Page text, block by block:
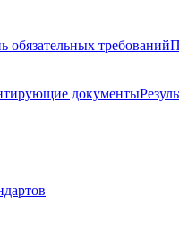
обязательных требований
документы